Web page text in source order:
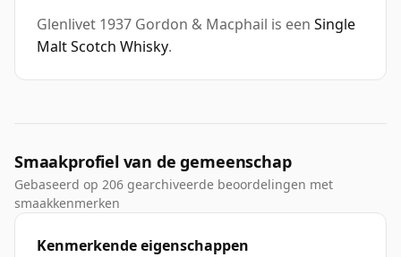
Glenlivet 1937 Gordon & Macphail is een Single
Malt Scotch Whisky.
Smaakprofiel van de gemeenschap
Gebaseerd op 206 gearchiveerde beoordelingen met
smaakkenmerken
Kenmerkende eigenschappen